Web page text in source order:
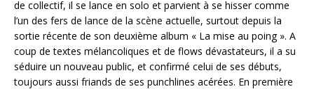
de collectif, il se lance en solo et parvient à se hisser comme
l’un des fers de lance de la scène actuelle, surtout depuis la
sortie récente de son deuxième album « La mise au poing ». A
coup de textes mélancoliques et de flows dévastateurs, il a su
séduire un nouveau public, et confirmé celui de ses débuts,
toujours aussi friands de ses punchlines acérées. En première